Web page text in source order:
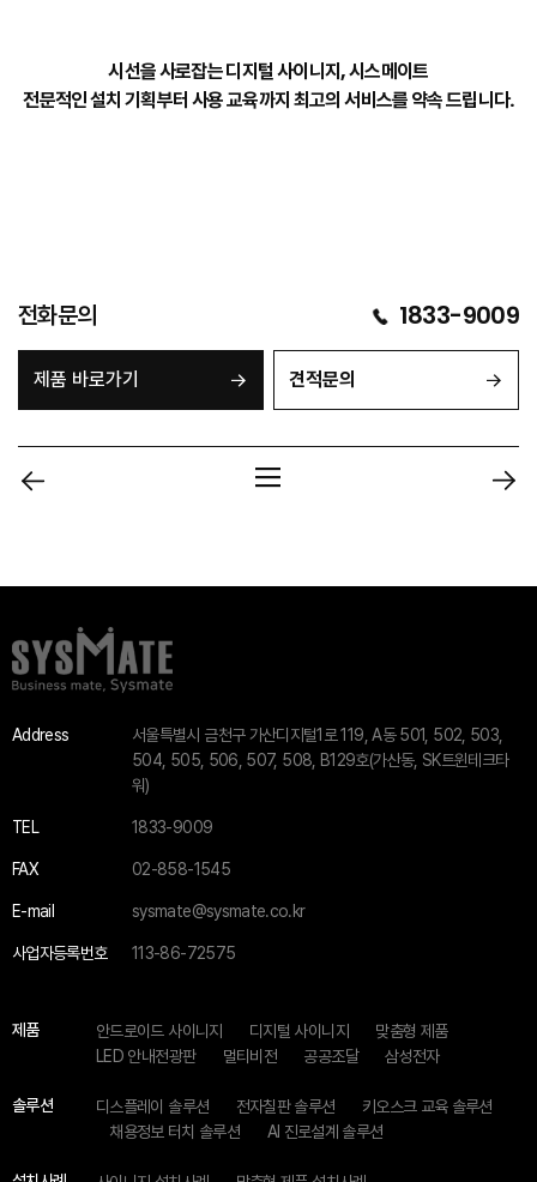
시선을 사로잡는 디지털 사이니지, 시스메이트
전문적인 설치 기획부터 사용 교육까지 최고의 서비스를 약속 드립니다.
전화문의 1833-9009
제품 바로가기 견적문의
Address
서울특별시 금천구 가산디지털1로 119, A동 501, 502, 503,
504, 505, 506, 507, 508, B129호(가산동, SK트윈테크타
워)
TEL 1833-9009
FAX 02-858-1545
E-mail sysmate@sysmate.co.kr
사업자등록번호 113-86-72575
제품 안드로이드 사이니지 디지털 사이니지
맞춤형 제품
LED 안내전광판
멀티비전 공공조달 삼성전자
솔루션 디스플레이 솔루션 전자칠판 솔루션
키오스크 교육 솔루션
채용정보 터치 솔루션
AI 진로설계 솔루션